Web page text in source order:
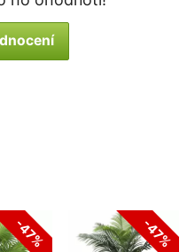
-47% -47%